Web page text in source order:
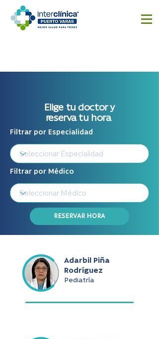
Elige tu doctor y
reserva tu hora
Filtrar por Especialidad
Filtrar por Médico
RESERVAR HORA
Adarbil Piña
Rodríguez
Pediatría